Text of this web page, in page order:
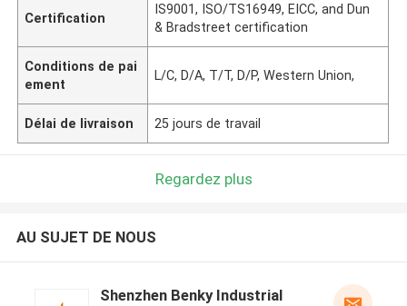
Certification
IS9001, ISO/TS16949, EICC, and Dun
& Bradstreet certification
Conditions de pai
ement
L/C, D/A, T/T, D/P, Western Union,
Délai de livraison 25 jours de travail
Regardez plus
AU SUJET DE NOUS
Shenzhen Benky Industrial